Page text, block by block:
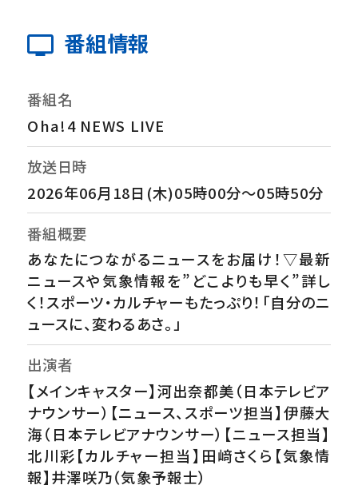
番組情報
番組名
Oha!4 NEWS LIVE
放送日時
2026年06月18日(木)05時00分～05時50分
番組概要
あなたにつながるニュースをお届け！▽最新
ニュースや気象情報を”どこよりも早く”詳し
く！スポーツ・カルチャーもたっぷり！「自分のニ
ュースに、変わるあさ。」
出演者
【メインキャスター】河出奈都美（日本テレビア
ナウンサー）【ニュース、スポーツ担当】伊藤大
海（日本テレビアナウンサー）【ニュース担当】
北川彩【カルチャー担当】田﨑さくら【気象情
報】井澤咲乃（気象予報士）